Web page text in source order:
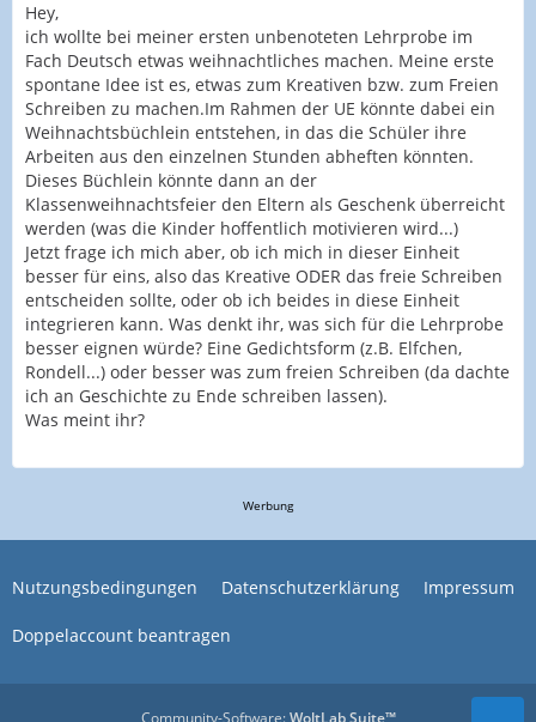
Hey,
ich wollte bei meiner ersten unbenoteten Lehrprobe im
Fach Deutsch etwas weihnachtliches machen. Meine erste
spontane Idee ist es, etwas zum Kreativen bzw. zum Freien
Schreiben zu machen.Im Rahmen der UE könnte dabei ein
Weihnachtsbüchlein entstehen, in das die Schüler ihre
Arbeiten aus den einzelnen Stunden abheften könnten.
Dieses Büchlein könnte dann an der
Klassenweihnachtsfeier den Eltern als Geschenk überreicht
werden (was die Kinder hoffentlich motivieren wird...)
Jetzt frage ich mich aber, ob ich mich in dieser Einheit
besser für eins, also das Kreative ODER das freie Schreiben
entscheiden sollte, oder ob ich beides in diese Einheit
integrieren kann. Was denkt ihr, was sich für die Lehrprobe
besser eignen würde? Eine Gedichtsform (z.B. Elfchen,
Rondell...) oder besser was zum freien Schreiben (da dachte
ich an Geschichte zu Ende schreiben lassen).
Was meint ihr?
Werbung
Nutzungsbedingungen Datenschutzerklärung Impressum
Doppelaccount beantragen
Community-Software:WoltLab Suite™